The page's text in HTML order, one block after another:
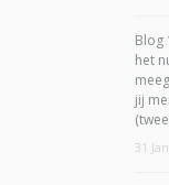
Blog
het
jij
31